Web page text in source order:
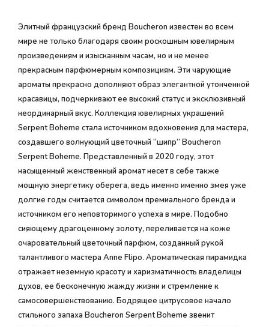
Элитный французский бренд Boucheron известен во всем
мире не только благодаря своим роскошным ювелирным
произведениям и изысканным часам, но и не менее
прекрасным парфюмерным композициям. Эти чарующие
ароматы прекрасно дополняют образ элегантной утонченной
красавицы, подчеркивают ее высокий статус и эксклюзивный
неординарный вкус. Коллекция ювелирных украшений
Serpent Boheme стала источником вдохновения для мастера,
создавшего волнующий цветочный “шипр” Boucheron
Serpent Boheme. Представленный в 2020 году, этот
насыщенный женственный аромат несет в себе также
мощную энергетику оберега, ведь именно именно змея уже
долгие годы считается символом премиального бренда и
источником его неповторимого успеха в мире. Подобно
сияющему драгоценному золоту, переливается на коже
очаровательный цветочный парфюм, созданный рукой
талантливого мастера Anne Flipo. Ароматическая пирамидка
отражает неземную красоту и харизматичность владелицы
духов, ее бесконечную жажду жизни и стремление к
самосовершенствованию. Бодрящее цитрусовое начало
стильного запаха Boucheron Serpent Boheme звенит